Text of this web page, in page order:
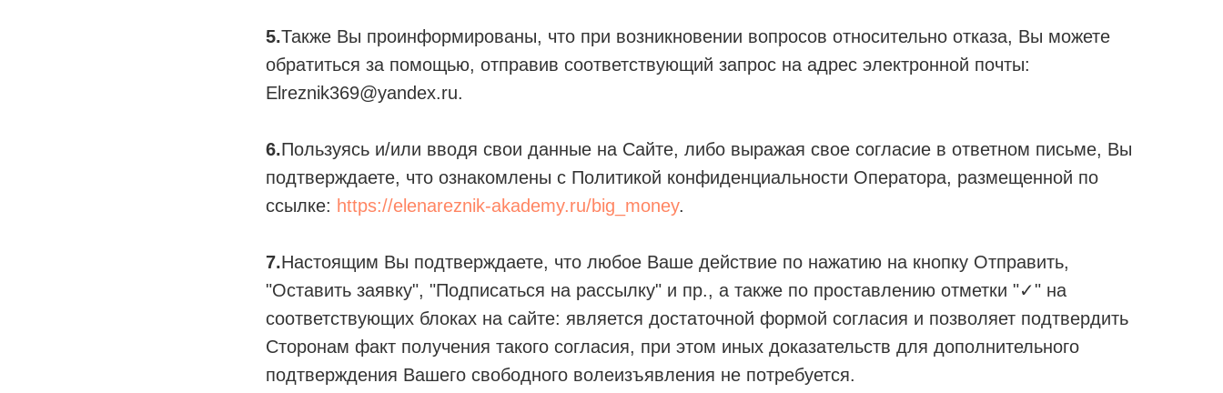
5.Также Вы проинформированы, что при возникновении вопросов относительно отказа, Вы можете
обратиться за помощью, отправив соответствующий запрос на адрес электронной почты:
Elreznik369@yandex.ru.
6.Пользуясь и/или вводя свои данные на Сайте, либо выражая свое согласие в ответном письме, Вы
подтверждаете, что ознакомлены с Политикой конфиденциальности Оператора, размещенной по
ссылке: https://elenareznik-akademy.ru/big_money.
7.Настоящим Вы подтверждаете, что любое Ваше действие по нажатию на кнопку Отправить,
"Оставить заявку", "Подписаться на рассылку" и пр., а также по проставлению отметки "✓" на
соответствующих блоках на сайте: является достаточной формой согласия и позволяет подтвердить
Сторонам факт получения такого согласия, при этом иных доказательств для дополнительного
подтверждения Вашего свободного волеизъявления не потребуется.